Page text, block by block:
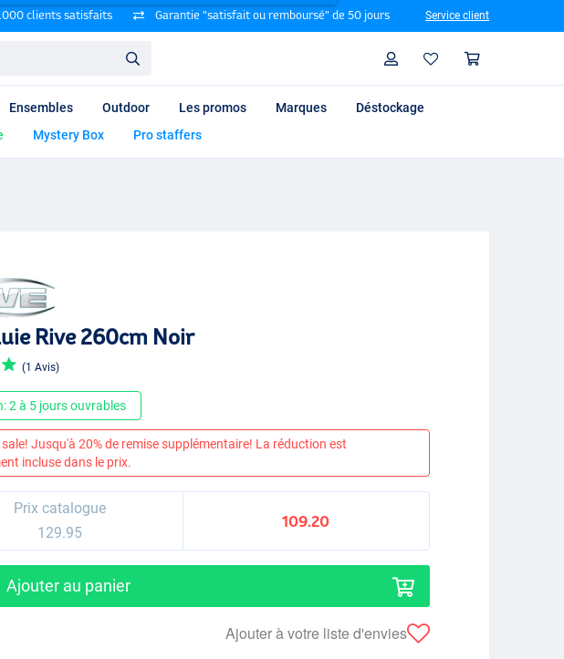
clients satisfaits Garantie "satisfait ou remboursé" de 50 jours Service client
Profil
Ensembles Outdoor Les promos Marques
Déstockage
Mystery Box Pro staffers
Rive 260cm Noir
(1 Avis)
2 à 5 jours ouvrables
Jusqu'à 20% de remise supplémentaire! La réduction est
incluse dans le prix.
Prix catalogue
129.95
109.20
Ajouter au panier
Ajouter à votre liste d'envies